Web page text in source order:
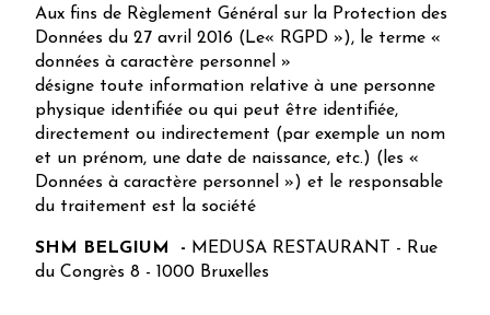
Aux fins de Règlement Général sur la Protection des
Données du 27 avril 2016 (Le« RGPD »), le terme «
données à caractère personnel »
désigne toute information relative à une personne
physique identifiée ou qui peut être identifiée,
directement ou indirectement (par exemple un nom
et un prénom, une date de naissance, etc.) (les «
Données à caractère personnel ») et le responsable
du traitement est la société
SHM BELGIUM - MEDUSA RESTAURANT - Rue
du Congrès 8 - 1000 Bruxelles